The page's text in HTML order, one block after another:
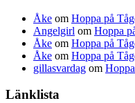
Åke om Hoppa på
Angelgirl om Hoppa
Åke om Hoppa på
Åke om Hoppa på
gillasvardag om
Länklista